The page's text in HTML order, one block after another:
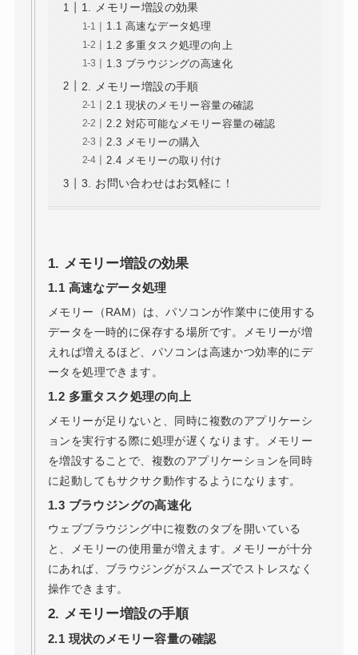
1. メモリー増設の効果
1.1 高速なデータ処理
1.2 多重タスク処理の向上
1.3 ブラウジングの高速化
2. メモリー増設の手順
2.1 現状のメモリー容量の確認
2.2 対応可能なメモリー容量の確認
2.3 メモリーの購入
2.4 メモリーの取り付け
3. お問い合わせはお気軽に！
1. メモリー増設の効果
1.1 高速なデータ処理
メモリー（RAM）は、パソコンが作業中に使用する
データを一時的に保存する場所です。メモリーが増
えれば増えるほど、パソコンは高速かつ効率的にデ
ータを処理できます。
1.2 多重タスク処理の向上
メモリーが足りないと、同時に複数のアプリケーシ
ョンを実行する際に処理が遅くなります。メモリー
を増設することで、複数のアプリケーションを同時
に起動してもサクサク動作するようになります。
1.3 ブラウジングの高速化
ウェブブラウジング中に複数のタブを開いている
と、メモリーの使用量が増えます。メモリーが十分
にあれば、ブラウジングがスムーズでストレスなく
操作できます。
2. メモリー増設の手順
2.1 現状のメモリー容量の確認